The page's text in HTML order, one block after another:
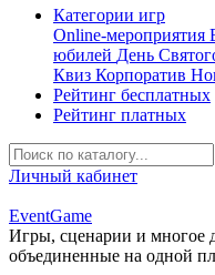
Категории игр
Online-мероприятия
юбилей День
Квиз Корпоратив
Рейтинг бесплатных
Рейтинг платных
Личный кабинет
EventGame
Игры, сценарии и многое
объединенные на одной